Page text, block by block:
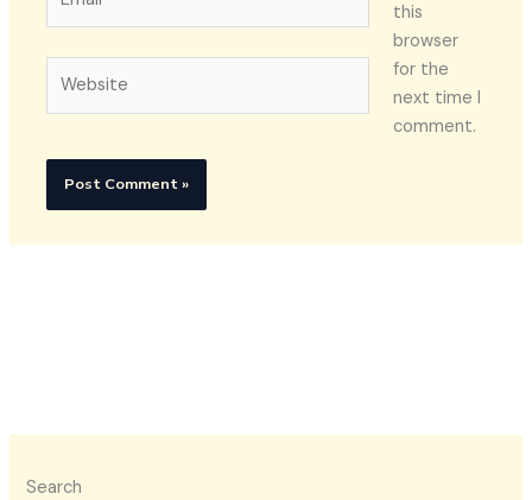
this
browser
for the
next time I
comment.
Search